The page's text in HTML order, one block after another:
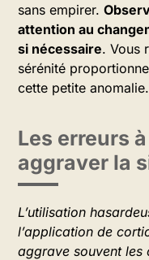
sans empirer.
attention au
si nécessaire. Vous
sérénité
cette petite anomalie.
Les erreurs
aggraver la
L’utilisation
l’application de
aggrave souvent les